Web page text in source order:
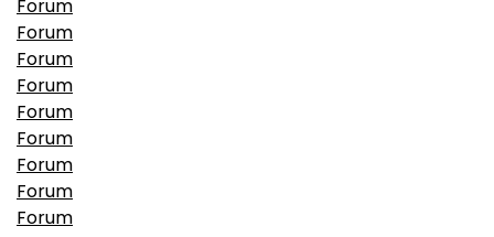
Forum
Forum
Forum
Forum
Forum
Forum
Forum
Forum
Forum